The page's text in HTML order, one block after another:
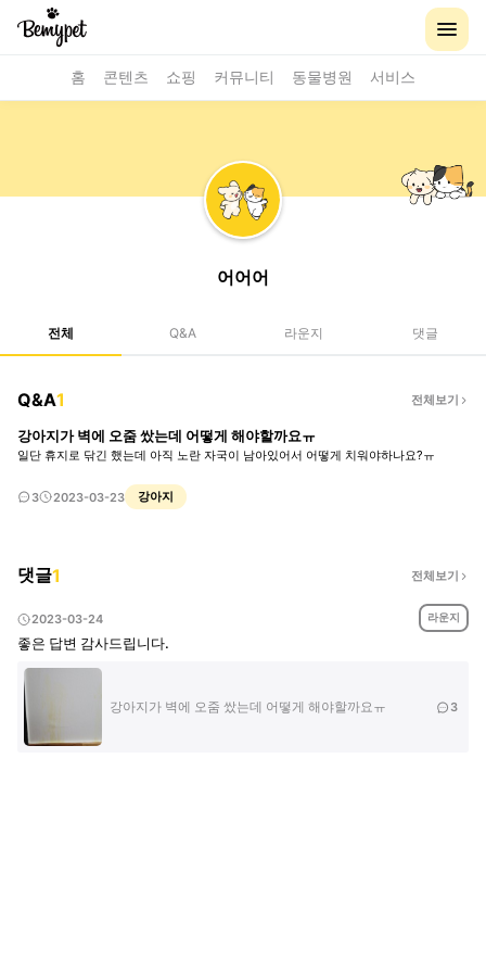
홈 콘텐츠 쇼핑 커뮤니티 동물병원 서비스
어어어
전체 Q&A 라운지 댓글
Q&A1 전체보기
강아지가 벽에 오줌 쌌는데 어떻게 해야할까요ㅠ
일단 휴지로 닦긴 했는데 아직 노란 자국이 남아있어서 어떻게 치워야하나요?ㅠ
3 2023-03-23 강아지
댓글1 전체보기
2023-03-24 라운지
좋은 답변 감사드립니다.
강아지가 벽에 오줌 쌌는데 어떻게 해야할까요ㅠ 3